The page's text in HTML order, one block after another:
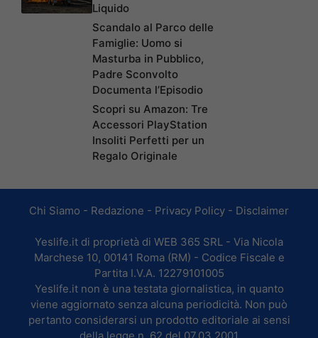
Liquido
Scandalo al Parco delle
Famiglie: Uomo si
Masturba in Pubblico,
Padre Sconvolto
Documenta l’Episodio
Scopri su Amazon: Tre
Accessori PlayStation
Insoliti Perfetti per un
Regalo Originale
Chi Siamo - Redazione - Privacy Policy - Disclaimer
Yeslife.it di proprietà di WEB 365 SRL - Via Nicola
Marchese 10, 00141 Roma (RM) - Codice Fiscale e
Partita I.V.A. 12279101005
Yeslife.it non è una testata giornalistica, in quanto
viene aggiornato senza alcuna periodicità. Non può
pertanto considerarsi un prodotto editoriale ai sensi
della legge n. 62 del 07.03.2001